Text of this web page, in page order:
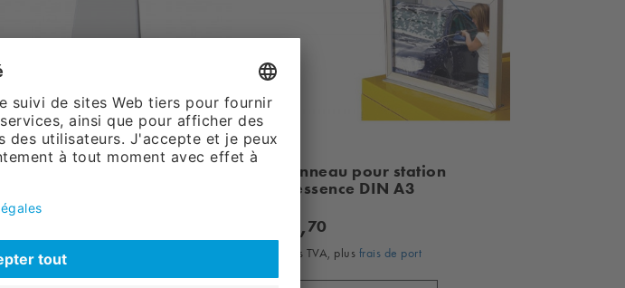
Cadre lumineux à DEL
sans TVA, plus
Panneau pour station
d'essence DIN A3
31,70
sans TVA, plus frais de port